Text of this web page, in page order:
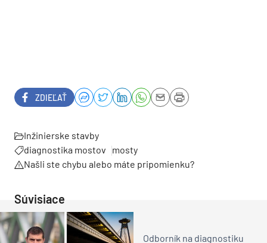
ZDIEĽAŤ
Inžinierske stavby
diagnostika mostov
mosty
Našli ste chybu alebo máte pripomienku?
Súvisiace
Odborník na diagnostiku